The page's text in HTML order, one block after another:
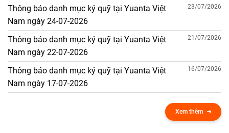
Thông báo danh mục ký quỹ tại Yuanta Việt
Nam ngày 24-07-2026
23/07/2026
Thông báo danh mục ký quỹ tại Yuanta Việt
Nam ngày 22-07-2026
21/07/2026
Thông báo danh mục ký quỹ tại Yuanta Việt
Nam ngày 17-07-2026
16/07/2026
Xem thêm